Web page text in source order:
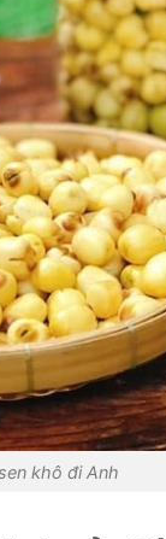
khô đi Anh